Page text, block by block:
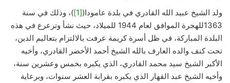
ولد الشيخ عبيد الله القادري في بلدة عامودا([1]
)، وذلك في سنة
1363للهجرة الموافق لعام 1944 للميلاد، حيث نشأ وترعرع في هذه
البلدة المباركة، في ظل أسرة كريمة عرفت بالالتزام بتعاليم الدين،
تحت كنف والده العارف بالله الشيخ أحمد الأخضر القادري، وأخيه
الأكبر الشيخ سيد محمد القادري، الذي يكبره بخمس وعشرين سنة،
وأخيه الشيخ عبد القهار الذي يكبره بقرابة العشر سنوات، وبرعاية